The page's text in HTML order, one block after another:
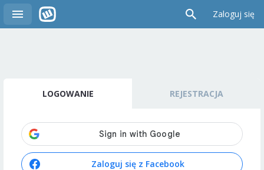
Zaloguj się
LOGOWANIE REJESTRACJA
Zaloguj się z Facebook